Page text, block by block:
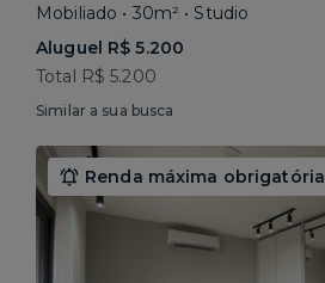
Mobiliado • 30m² • Studio
Aluguel R$ 5.200
Total R$ 5.200
Similar a sua busca
Renda máxima obrigatória